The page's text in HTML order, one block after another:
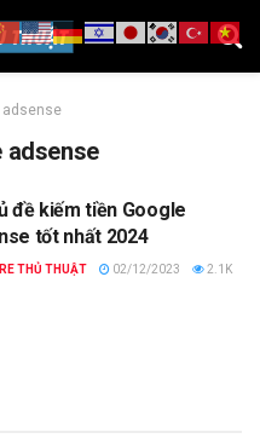
adsense
adsense
đề kiếm tiền Google
tốt nhất 2024
THỦ THUẬT 02/12/2023 2.1K